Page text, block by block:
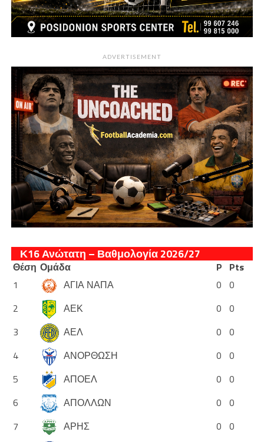
ADVERTISEMENT
Κ16 Ανώτατη – Βαθμολογία 2026/27
Θέση Ομάδα P Pts
1
ΑΓΙΑ ΝΑΠΑ 0 0
2
ΑΕΚ 0 0
3
ΑΕΛ 0 0
4
ΑΝΟΡΘΩΣΗ 0 0
5
ΑΠΟΕΛ 0 0
6
ΑΠΟΛΛΩΝ 0 0
7
ΑΡΗΣ 0 0